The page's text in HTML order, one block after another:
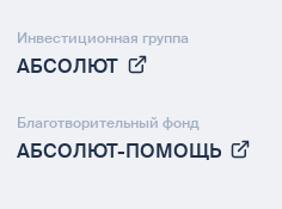
Инвестиционная группа
АБСОЛЮТ
Благотворительный фонд
АБСОЛЮТ-ПОМОЩЬ